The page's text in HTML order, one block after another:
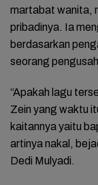
martabat wanita,
pribadinya. Ia
berdasarkan
seorang
“Apakah lagu
Zein yang waktu
kaitannya yaitu
artinya nakal,
Dedi Mulyadi.